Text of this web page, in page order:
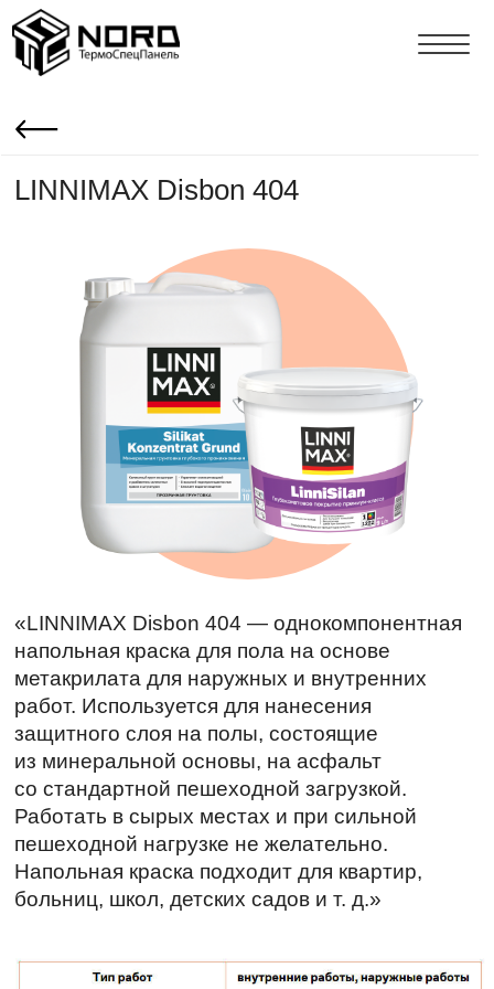
«LINNIMAX Disbon 404 — однокомпонентная
напольная краска для пола на основе
метакрилата для наружных и внутренних
защитного слоя на полы, состоящие
из минеральной основы, на асфальт
со стандартной пешеходной загрузкой.
Работать в сырых местах и при сильной
пешеходной нагрузке не желательно.
Напольная краска подходит для квартир,
больниц, школ, детских садов и т. д.»